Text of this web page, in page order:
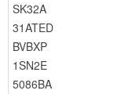
SK32A
31ATED
BVBXP
1SN2E
5086BA